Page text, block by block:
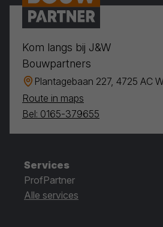
Kom langs bij J&W
Bouwpartners
Plantagebaan 227, 4725 AC
Route in maps
Bel: 0165-379655
Services
ProfPartner
Alle services